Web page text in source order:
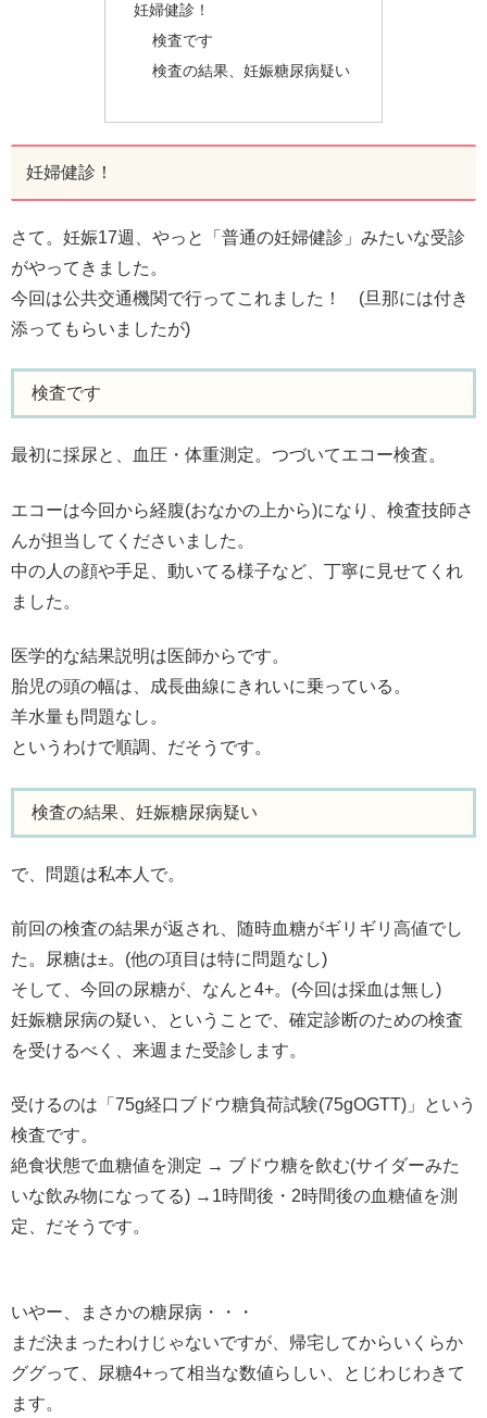
妊婦健診！
検査です
検査の結果、妊娠糖尿病疑い
妊婦健診！
さて。妊娠17週、やっと「普通の妊婦健診」みたいな受診
がやってきました。
今回は公共交通機関で行ってこれました！ (旦那には付き
添ってもらいましたが)
検査です
最初に採尿と、血圧・体重測定。つづいてエコー検査。
エコーは今回から経腹(おなかの上から)になり、検査技師さ
んが担当してくださいました。
中の人の顔や手足、動いてる様子など、丁寧に見せてくれ
ました。
医学的な結果説明は医師からです。
胎児の頭の幅は、成長曲線にきれいに乗っている。
羊水量も問題なし。
というわけで順調、だそうです。
検査の結果、妊娠糖尿病疑い
で、問題は私本人で。
前回の検査の結果が返され、随時血糖がギリギリ高値でし
た。尿糖は±。(他の項目は特に問題なし)
そして、今回の尿糖が、なんと4+。(今回は採血は無し)
妊娠糖尿病の疑い、ということで、確定診断のための検査
を受けるべく、来週また受診します。
受けるのは「75g経口ブドウ糖負荷試験(75gOGTT)」という
検査です。
絶食状態で血糖値を測定 → ブドウ糖を飲む(サイダーみた
いな飲み物になってる) →1時間後・2時間後の血糖値を測
定、だそうです。
いやー、まさかの糖尿病・・・
まだ決まったわけじゃないですが、帰宅してからいくらか
ググって、尿糖4+って相当な数値らしい、とじわじわきて
ます。